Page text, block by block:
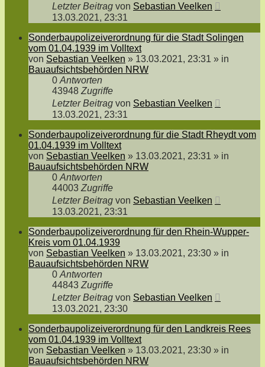
Letzter Beitrag von Sebastian Veelken
13.03.2021, 23:31
Sonderbaupolizeiverordnung für die Stadt Solingen
vom 01.04.1939 im Volltext
von Sebastian Veelken » 13.03.2021, 23:31 » in
Bauaufsichtsbehörden NRW
0 Antworten
43948 Zugriffe
Letzter Beitrag von Sebastian Veelken
13.03.2021, 23:31
Sonderbaupolizeiverordnung für die Stadt Rheydt vom
01.04.1939 im Volltext
von Sebastian Veelken » 13.03.2021, 23:31 » in
Bauaufsichtsbehörden NRW
0 Antworten
44003 Zugriffe
Letzter Beitrag von Sebastian Veelken
13.03.2021, 23:31
Sonderbaupolizeiverordnung für den Rhein-Wupper-
Kreis vom 01.04.1939
von Sebastian Veelken » 13.03.2021, 23:30 » in
Bauaufsichtsbehörden NRW
0 Antworten
44843 Zugriffe
Letzter Beitrag von Sebastian Veelken
13.03.2021, 23:30
Sonderbaupolizeiverordnung für den Landkreis Rees
vom 01.04.1939 im Volltext
von Sebastian Veelken » 13.03.2021, 23:30 » in
Bauaufsichtsbehörden NRW